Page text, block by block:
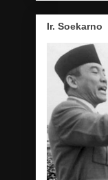
Ir. Soekarno